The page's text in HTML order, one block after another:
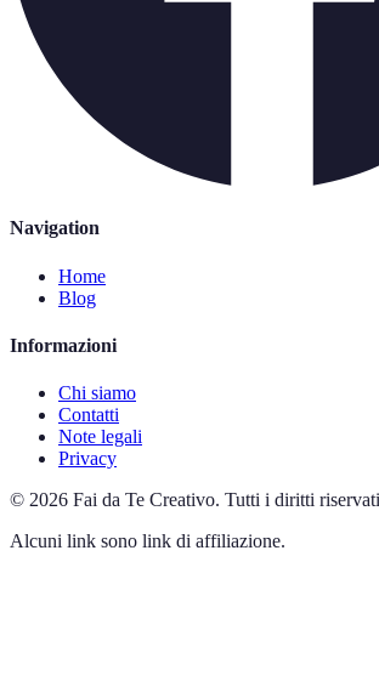
Navigation
Home
Blog
Informazioni
Chi siamo
Contatti
Note legali
Privacy
© 2026 Fai da Te Creativo. Tutti i diritti
Alcuni link sono link di affiliazione.